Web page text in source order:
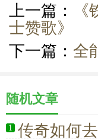
上一篇：
士赞歌》
下一篇： 全
随机文章
1 传奇如何